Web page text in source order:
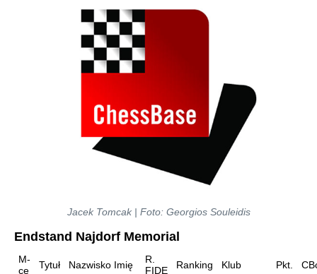
Jacek Tomcak | Foto: Georgios Souleidis
Endstand Najdorf Memorial
M-
ce
Tytuł Nazwisko Imię
R.
FIDE
Ranking Klub Pkt.